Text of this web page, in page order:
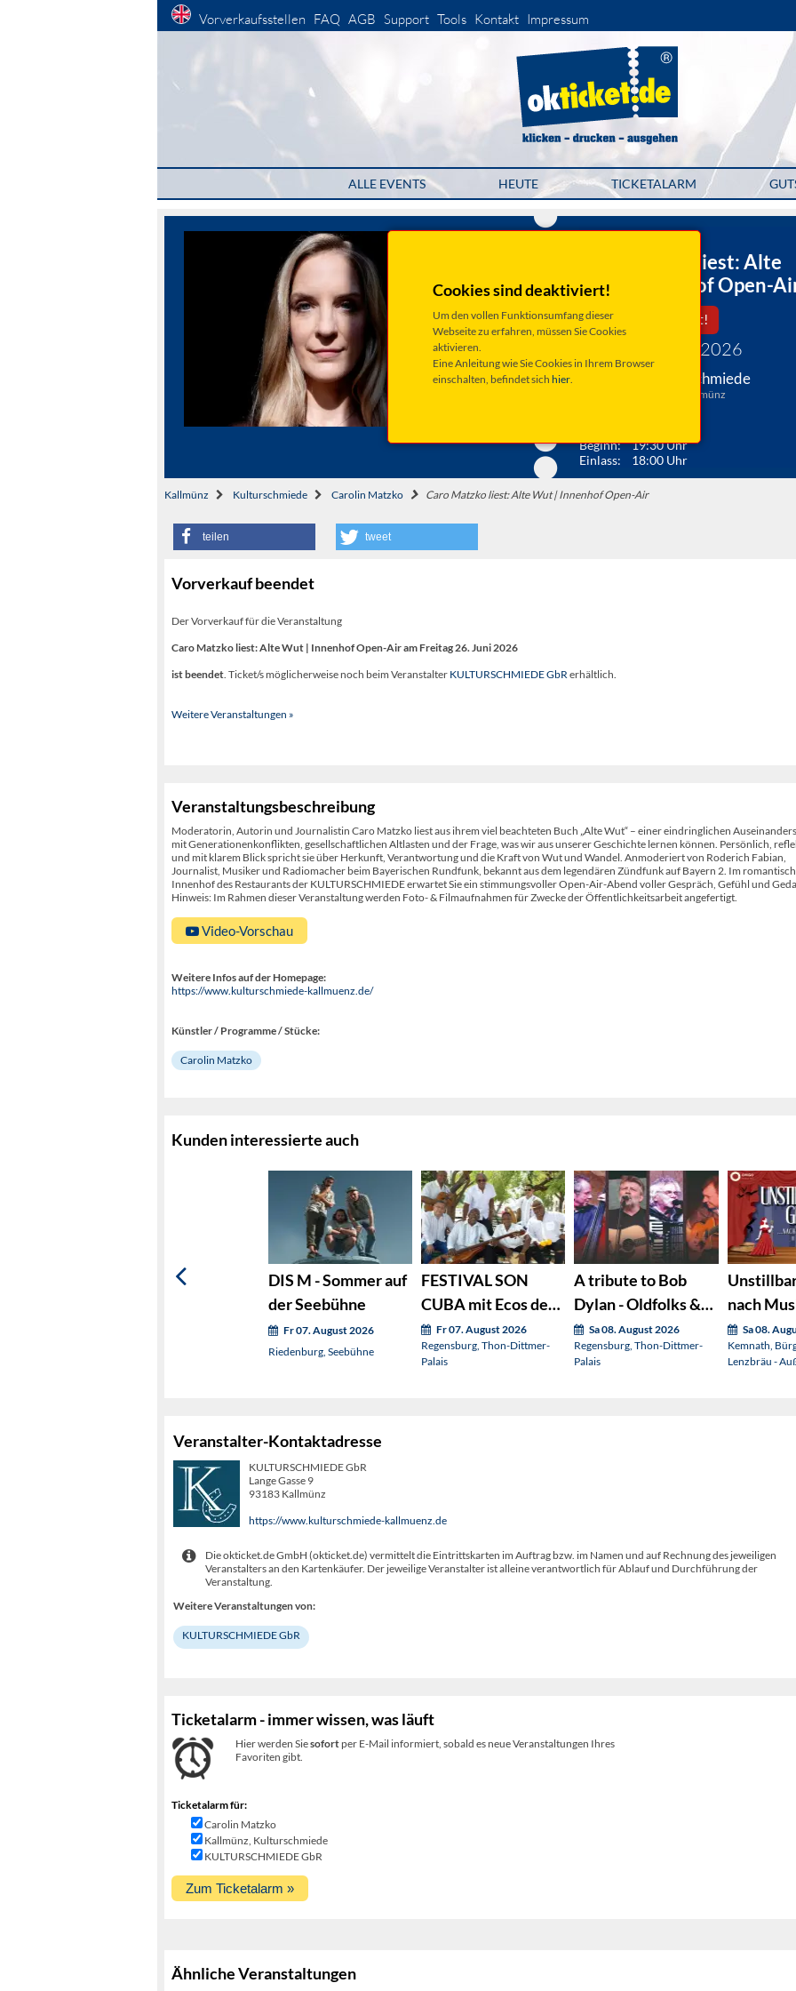
Vorverkaufsstellen FAQ AGB Support Tools Kontakt Impressum
ALLE EVENTS HEUTE TICKETALARM
Cookies sind deaktiviert!
Um den vollen Funktionsumfang dieser
Webseite zu erfahren, müssen Sie Cookies
aktivieren.
Eine Anleitung wie Sie Cookies in Ihrem Browser
einschalten, befindet sich hier.
Caro Matzko liest: Alte
Wut | Innenhof Open-
Leider ausverkauft!
Freitag 26. Juni 2026
Kallmünz, Kulturschmiede
Lange Gasse 9, 93183 Kallmünz
Beginn: 19:30 Uhr
Einlass: 18:00 Uhr
Kallmünz Kulturschmiede Carolin Matzko Caro Matzko liest: Alte Wut | Innenhof Open-Air
teilen tweet
Vorverkauf beendet
Der Vorverkauf für die Veranstaltung
Caro Matzko liest: Alte Wut | Innenhof Open-Air am Freitag 26. Juni 2026
ist beendet . Ticket/s möglicherweise noch beim Veranstalter KULTURSCHMIEDE GbR erhältlich.
Weitere Veranstaltungen »
Veranstaltungsbeschreibung
Moderatorin, Autorin und Journalistin Caro Matzko liest aus ihrem viel beachteten Buch „Alte Wut“ – einer eindringlichen
mit Generationenkonflikten, gesellschaftlichen Altlasten und der Frage, was wir aus unserer Geschichte lernen können. Persönlich,
und mit klarem Blick spricht sie über Herkunft, Verantwortung und die Kraft von Wut und Wandel. Anmoderiert von Roderich Fabian,
Journalist, Musiker und Radiomacher beim Bayerischen Rundfunk, bekannt aus dem legendären Zündfunk auf Bayern 2. Im
Innenhof des Restaurants der KULTURSCHMIEDE erwartet Sie ein stimmungsvoller Open-Air-Abend voller Gespräch, Gefühl und
Hinweis: Im Rahmen dieser Veranstaltung werden Foto- & Filmaufnahmen für Zwecke der Öffentlichkeitsarbeit angefertigt.
Video-Vorschau
Weitere Infos auf der Homepage:
https://www.kulturschmiede-kallmuenz.de/
Künstler / Programme / Stücke:
Carolin Matzko
Kunden interessierte auch
DIS M - Sommer auf
der Seebühne
Fr 07. August 2026
Riedenburg, Seebühne
FESTIVAL SON
CUBA mit Ecos de
Siboney
Fr 07. August 2026
Regensburg, Thon-Dittmer-
Palais
A tribute to Bob
Dylan - Oldfolks &
Friends
Sa 08. August 2026
Regensburg, Thon-Dittmer-
Palais
nach
(OVIGO
Sa 08.
Kemnath,
Lenzbräu -
Veranstalter-Kontaktadresse
KULTURSCHMIEDE GbR
Lange Gasse 9
93183 Kallmünz
https://www.kulturschmiede-kallmuenz.de
Die okticket.de GmbH (okticket.de) vermittelt die Eintrittskarten im Auftrag bzw. im Namen und auf Rechnung des jeweiligen
Veranstalters an den Kartenkäufer. Der jeweilige Veranstalter ist alleine verantwortlich für Ablauf und Durchführung der
Veranstaltung.
Weitere Veranstaltungen von:
KULTURSCHMIEDE GbR
Ticketalarm - immer wissen, was läuft
Hier werden Siesofortper E-Mail informiert, sobald es neue Veranstaltungen Ihres
Favoriten gibt.
Ticketalarm für:
Carolin Matzko
Kallmünz, Kulturschmiede
KULTURSCHMIEDE GbR
Ähnliche Veranstaltungen